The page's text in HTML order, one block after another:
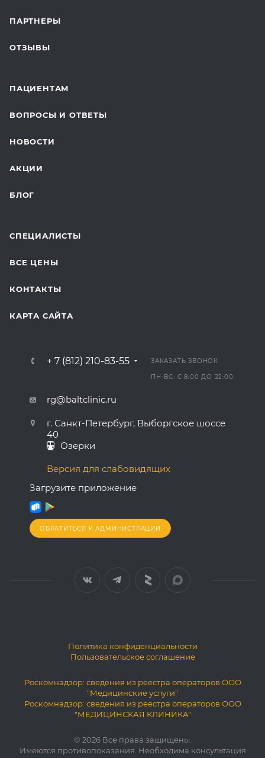
ЛАБОРАТОРНЫЕ ИССЛЕДОВАНИЯ
ДЛЯ БУДУЩИХ МАМ
ПАРТНЕРЫ
ОТЗЫВЫ
ПАЦИЕНТАМ
ВОПРОСЫ И ОТВЕТЫ
НОВОСТИ
АКЦИИ
БЛОГ
СПЕЦИАЛИСТЫ
ВСЕ ЦЕНЫ
КОНТАКТЫ
КАРТА САЙТА
+ 7 (812) 210-83-55 ЗАКАЗАТЬ ЗВОНОК
ПН-ВС: С 8:00 ДО 22:00
rg@baltclinic.ru
г. Санкт-Петербург, Выборгское шоссе
40
Озерки
Версия для слабовидящих
Загрузите приложение
ОБРАТИТЬСЯ К АДМИНИСТРАЦИИ
Политика конфиденциальности
Пользовательское соглашение
Роскомнадзор: сведения из реестра операторов ООО
"Медицинские услуги"
Роскомнадзор: сведения из реестра операторов ООО
"МЕДИЦИНСКАЯ КЛИНИКА"
© 2026 Все права защищены.
Имеются противопоказания. Необходима консультация